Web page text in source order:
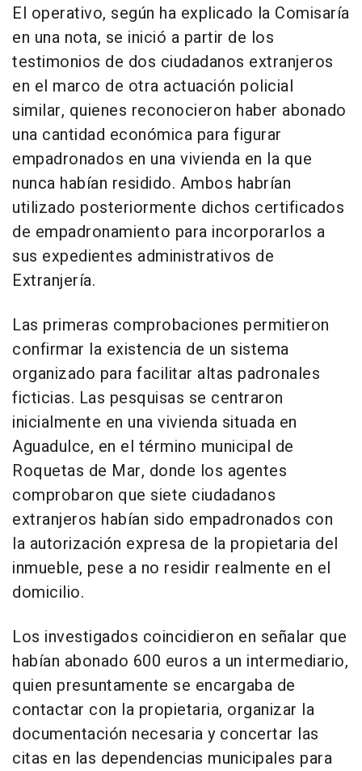
El operativo, según ha explicado la Comisaría
en una nota, se inició a partir de los
testimonios de dos ciudadanos extranjeros
en el marco de otra actuación policial
similar, quienes reconocieron haber abonado
una cantidad económica para figurar
empadronados en una vivienda en la que
nunca habían residido. Ambos habrían
utilizado posteriormente dichos certificados
de empadronamiento para incorporarlos a
sus expedientes administrativos de
Extranjería.
Las primeras comprobaciones permitieron
confirmar la existencia de un sistema
organizado para facilitar altas padronales
ficticias. Las pesquisas se centraron
inicialmente en una vivienda situada en
Aguadulce, en el término municipal de
Roquetas de Mar, donde los agentes
comprobaron que siete ciudadanos
extranjeros habían sido empadronados con
la autorización expresa de la propietaria del
inmueble, pese a no residir realmente en el
domicilio.
Los investigados coincidieron en señalar que
habían abonado 600 euros a un intermediario,
quien presuntamente se encargaba de
contactar con la propietaria, organizar la
documentación necesaria y concertar las
citas en las dependencias municipales para